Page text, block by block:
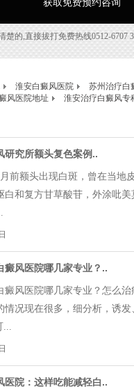
楚的,直接拔打免费热线0512-6707
淮安白癜风医院 苏州治疗白
风医院地址 淮安治疗白癜风专
研究所额头复色案例..
前额头出现白斑，曾在当地
白和复方甘草酸苷，外涂吡美
癜风医院哪几家专业？..
癜风医院哪几家专业？怎么治
情况现在很多，细分析，诱发
...
医院：这样吃能减轻白..